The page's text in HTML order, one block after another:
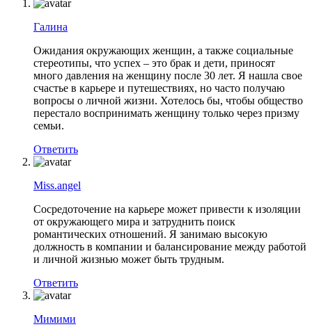
Галина
Ожидания окружающих женщин, а также социальные
стереотипы, что успех – это брак и дети, приносят
много давления на женщину после 30 лет. Я нашла свое
счастье в карьере и путешествиях, но часто получаю
вопросы о личной жизни. Хотелось бы, чтобы общество
перестало воспринимать женщину только через призму
семьи.
Ответить
Miss.angel
Сосредоточение на карьере может привести к изоляции
от окружающего мира и затруднить поиск
романтических отношений. Я занимаю высокую
должность в компании и балансирование между работой
и личной жизнью может быть трудным.
Ответить
Мимими